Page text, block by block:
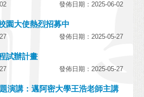
發佈日期：2025-06-02
園大使熱烈招募中
發佈日期：2025-05-27
試辦計畫
發佈日期：2025-05-27
演講：邁阿密大學王浩老師主講